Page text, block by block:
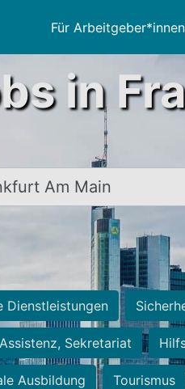
Für Arbeitgeber*innen
in
Dienstleistungen
Assistenz, Sekretariat
Ausbildung Tourismus